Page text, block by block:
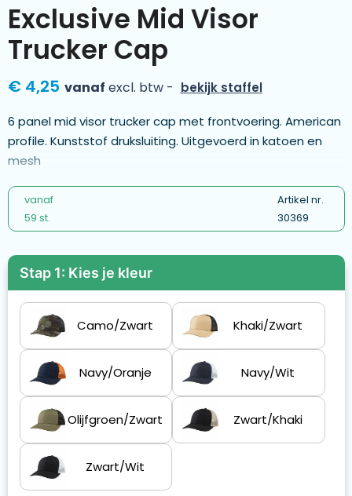
Exclusive Mid Visor
Trucker Cap
€ 4,25 vanaf excl. btw - bekijk staffel
6 panel mid visor trucker cap met frontvoering. American
profile. Kunststof druksluiting. Uitgevoerd in katoen en
mesh
vanaf
59 st.
Artikel nr.
30369
Stap 1: Kies je kleur
Camo/Zwart Khaki/Zwart
Navy/Oranje Navy/Wit
Olijfgroen/Zwart Zwart/Khaki
Zwart/Wit